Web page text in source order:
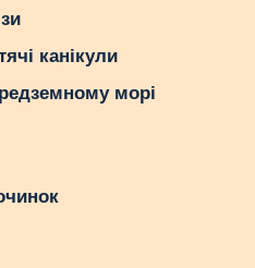
канікули
морі